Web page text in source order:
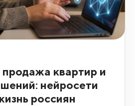
квартир и
нейросети
россиян